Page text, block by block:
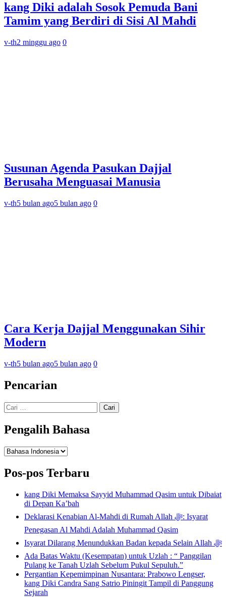
kang Diki adalah Sosok Pemuda Bani
Tamim yang Berdiri di Sisi Al Mahdi
v-th2 minggu ago 0
Susunan Agenda Pasukan Dajjal
Berusaha Menguasai Manusia
v-th5 bulan ago5 bulan ago 0
Cara Kerja Dajjal Menggunakan Sihir
Modern
v-th5 bulan ago5 bulan ago 0
Pencarian
Cari
untuk:
Pengalih Bahasa
Pengalih
Pos-pos Terbaru
kang Diki Memaksa Sayyid Muhammad Qasim untuk Dibaiat
di Depan Ka’bah
Deklarasi Kenabian Al-Mahdi di Rumah Allah ﷻ: Isyarat
Penegasan Al Mahdi Adalah Muhammad Qasim
Isyarat Dilarang Menundukkan Badan kepada Selain Allah ﷻ
Ada Batas Waktu (Kesempatan) untuk Uzlah : “ Panggilan
Pulang ke Tanah Uzlah Sebelum Pukul Sepuluh.”
Pergantian Kepemimpinan Nusantara: Prabowo Lengser,
kang Diki Candra Sang Satrio Piningit Tampil di Panggung
Sejarah